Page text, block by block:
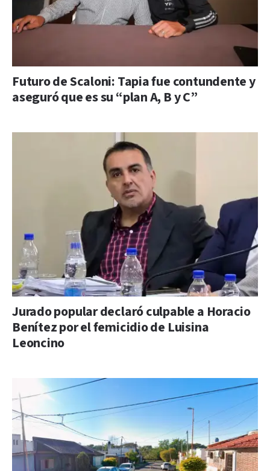
Futuro de Scaloni: Tapia fue contundente y
aseguró que es su “plan A, B y C”
Jurado popular declaró culpable a Horacio
Benítez por el femicidio de Luisina
Leoncino